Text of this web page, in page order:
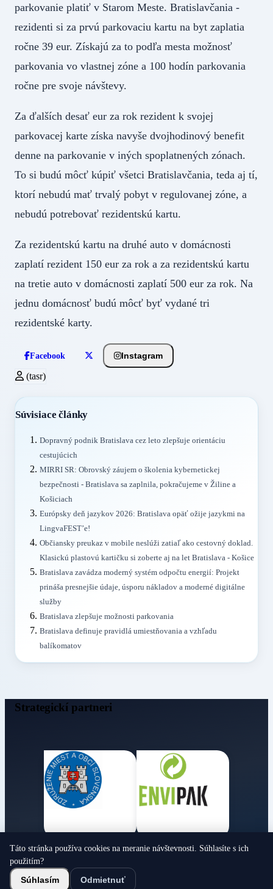
parkovanie platiť v Starom Meste. Bratislavčania -
rezidenti si za prvú parkovaciu kartu na byt zaplatia
ročne 39 eur. Získajú za to podľa mesta možnosť
parkovania vo vlastnej zóne a 100 hodín parkovania
ročne pre svoje návštevy.
Za ďalších desať eur za rok rezident k svojej
parkovacej karte získa navyše dvojhodinový benefit
denne na parkovanie v iných spoplatnených zónach.
To si budú môcť kúpiť všetci Bratislavčania, teda aj tí,
ktorí nebudú mať trvalý pobyt v regulovanej zóne, a
nebudú potrebovať rezidentskú kartu.
Za rezidentskú kartu na druhé auto v domácnosti
zaplatí rezident 150 eur za rok a za rezidentskú kartu
na tretie auto v domácnosti zaplatí 500 eur za rok. Na
jednu domácnosť budú môcť byť vydané tri
rezidentské karty.
Facebook Instagram
(tasr)
Súvisiace články
Dopravný podnik Bratislava cez leto zlepšuje orientáciu
cestujúcich
MIRRI SR: Obrovský záujem o školenia kybernetickej
bezpečnosti - Bratislava sa zaplnila, pokračujeme v Žiline a
Košiciach
Európsky deň jazykov 2026: Bratislava opäť ožije jazykmi na
LingvaFEST’e!
Občiansky preukaz v mobile neslúži zatiaľ ako cestovný doklad.
Klasickú plastovú kartičku si zoberte aj na let Bratislava - Košice
Bratislava zavádza moderný systém odpočtu energií: Projekt
prináša presnejšie údaje, úsporu nákladov a moderné digitálne
služby
Bratislava zlepšuje možnosti parkovania
Bratislava definuje pravidlá umiestňovania a vzhľadu
balíkomatov
Strategickí partneri
Obecné noviny
© 2026 Všetky práva vyhradené
Táto stránka používa cookies na meranie návštevnosti. Súhlasíte s ich
použitím?
Súhlasím Odmietnuť